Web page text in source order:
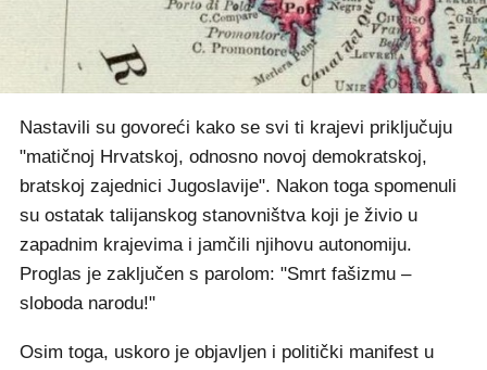
Nastavili su govoreći kako se svi ti krajevi priključuju
"matičnoj Hrvatskoj, odnosno novoj demokratskoj,
bratskoj zajednici Jugoslavije". Nakon toga spomenuli
su ostatak talijanskog stanovništva koji je živio u
zapadnim krajevima i jamčili njihovu autonomiju.
Proglas je zaključen s parolom: "Smrt fašizmu –
sloboda narodu!"
Osim toga, uskoro je objavljen i politički manifest u